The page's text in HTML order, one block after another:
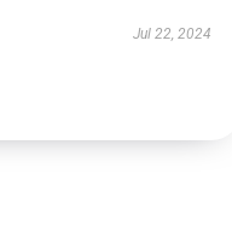
Jul 22, 2024